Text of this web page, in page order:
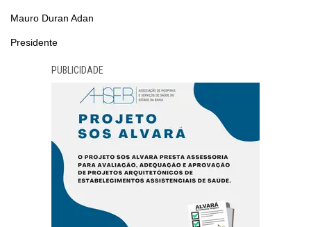
Mauro Duran Adan
Presidente
PUBLICIDADE